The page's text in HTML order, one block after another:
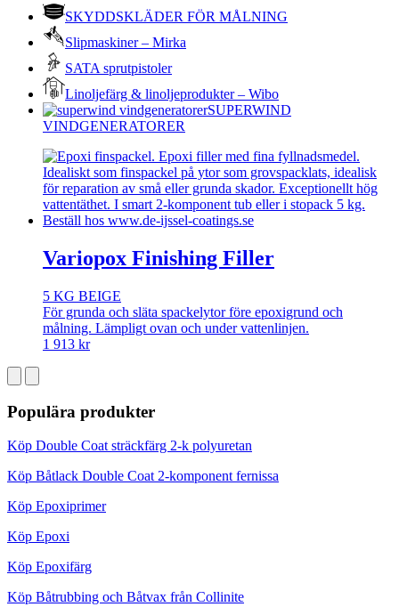
SKYDDSKLÄDER FÖR MÅLNING
Slipmaskiner – Mirka
SATA sprutpistoler
Linoljefärg & linoljeprodukter – Wibo
SUPERWIND
VINDGENERATORER
Variopox Finishing Filler
5 KG BEIGE
För grunda och släta spackelytor före epoxigrund och
målning. Lämpligt ovan och under vattenlinjen.
1 913 kr
Populära produkter
Köp Double Coat sträckfärg 2-k polyuretan
Köp Båtlack Double Coat 2-komponent fernissa
Köp Epoxiprimer
Köp Epoxi
Köp Epoxifärg
Köp Båtrubbing och Båtvax från Collinite